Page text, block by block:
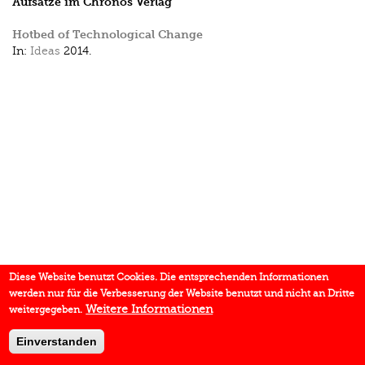
Hotbed of Technological Change
In: Ideas 2014.
Diese Website benutzt Cookies. Die entsprechenden Informationen
werden nur für die Verbesserung der Website benutzt und nicht an Dritte
weitergegeben. Weitere Informationen
Einverstanden